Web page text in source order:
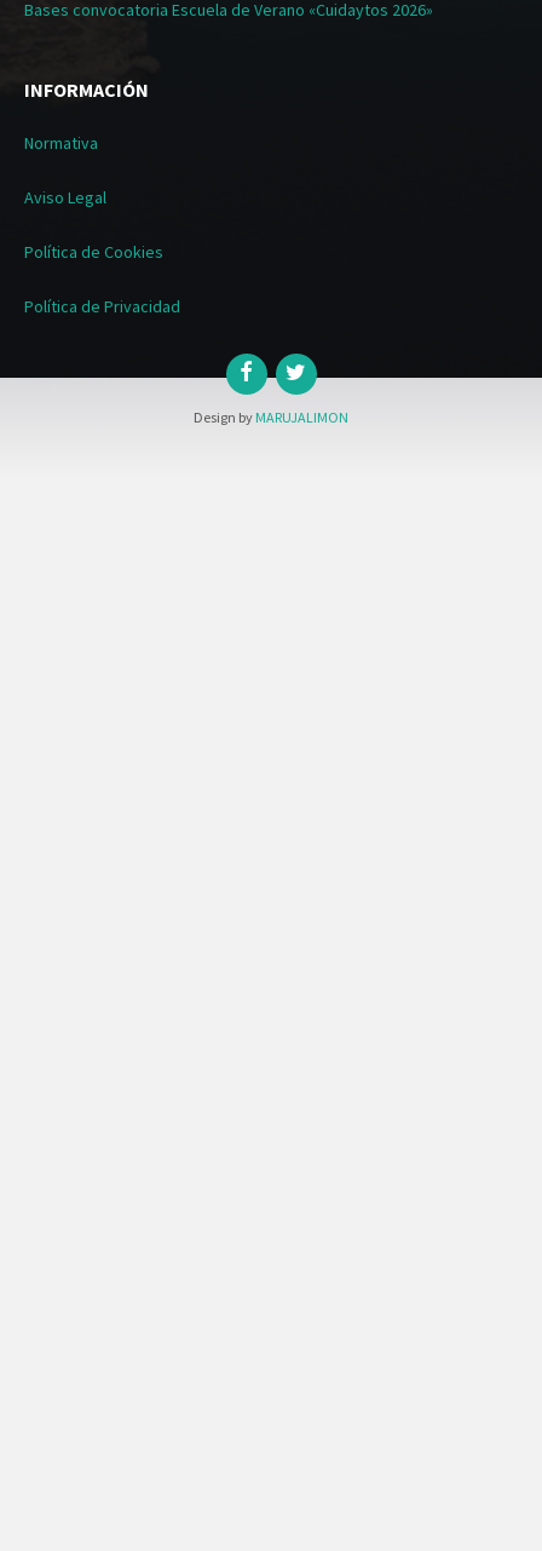
Bases convocatoria Escuela de Verano «Cuidaytos 2026»
INFORMACIÓN
Normativa
Aviso Legal
Política de Cookies
Política de Privacidad
Design by MARUJALIMON